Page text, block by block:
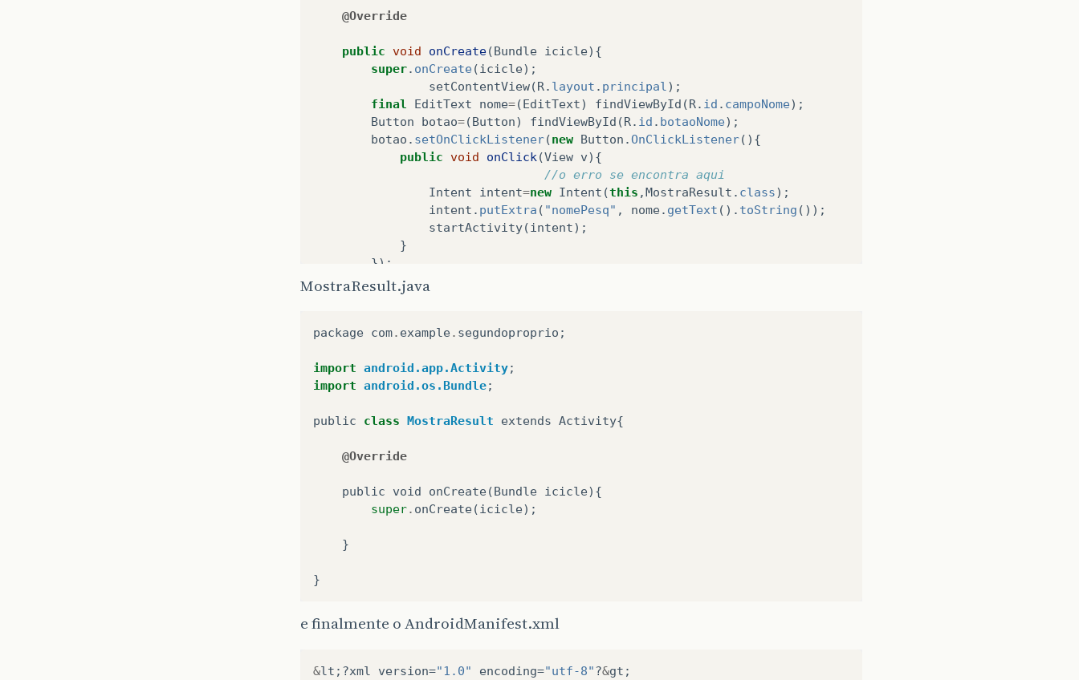
@Override
public void onCreate(Bundle icicle){
super. onCreate(icicle);
setContentView(R. layout . principal );
final
EditText nome=(EditText) findViewById (R. id . campoNome);
Button
botao=(Button) findViewById (R. id . botaoNome);
botao . setOnClickListener(new Button .OnClickListener(){
public void onClick (View v){
//o erro se encontra aqui
Intent
intent=new Intent (this ,MostraResult . class);
intent . putExtra ( "nomePesq" , nome. getText (). toString ());
startActivity(intent);
}
});
MostraResult.java
package com. example. segundoproprio ;
import android.app.Activity;
import android.os.Bundle;
public class MostraResult extends Activity{
@Override
public void onCreate(Bundle icicle){
super. onCreate(icicle);
}
}
e finalmente o AndroidManifest.xml
&lt ;?xml version="1.0" encoding="utf-8"?&gt ;